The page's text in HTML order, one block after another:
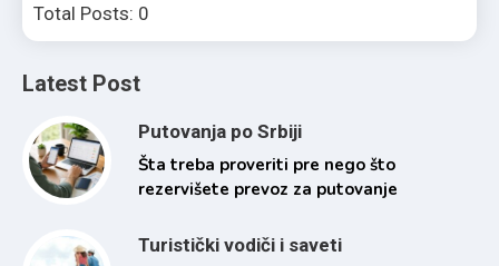
Total Posts: 0
Latest Post
Putovanja po Srbiji
Šta treba proveriti pre nego što
rezervišete prevoz za putovanje
Turistički vodiči i saveti